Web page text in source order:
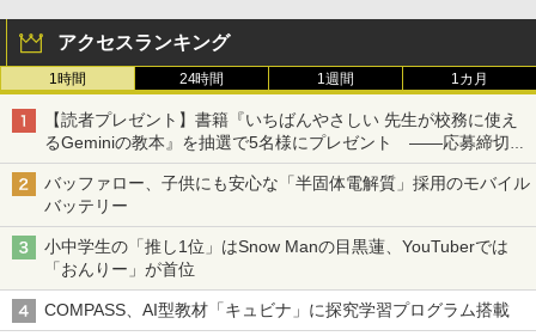
アクセスランキング
1時間 24時間 1週間 1カ月
【読者プレゼント】書籍『いちばんやさしい 先生が校務に使え
るGeminiの教本』を抽選で5名様にプレゼント ――応募締切は
2026年8月12日（水）まで
バッファロー、子供にも安心な「半固体電解質」採用のモバイル
バッテリー
小中学生の「推し1位」はSnow Manの目黒蓮、YouTuberでは
「おんりー」が首位
COMPASS、AI型教材「キュビナ」に探究学習プログラム搭載